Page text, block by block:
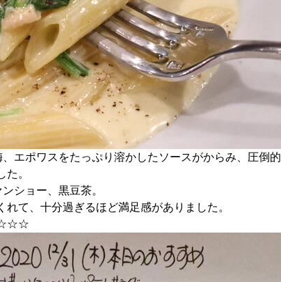
エポワスをたっぷり溶かしたソースがからみ、圧倒的
。
ショー、黒豆茶。
れて、十分過ぎるほど満足感がありました。
☆☆☆